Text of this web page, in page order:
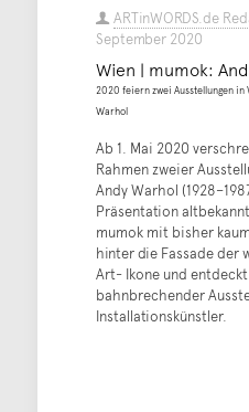
ARTinWORDS.de
September 2020
Wien | mumok:
2020 feiern zwei Ausstellungen in
Warhol
Ab 1. Mai 2020
Rahmen zweier
Andy Warhol
Präsentation
mumok mit bisher
hinter die Fassade der
Art- Ikone und
bahnbrechender
Installationskünstler.